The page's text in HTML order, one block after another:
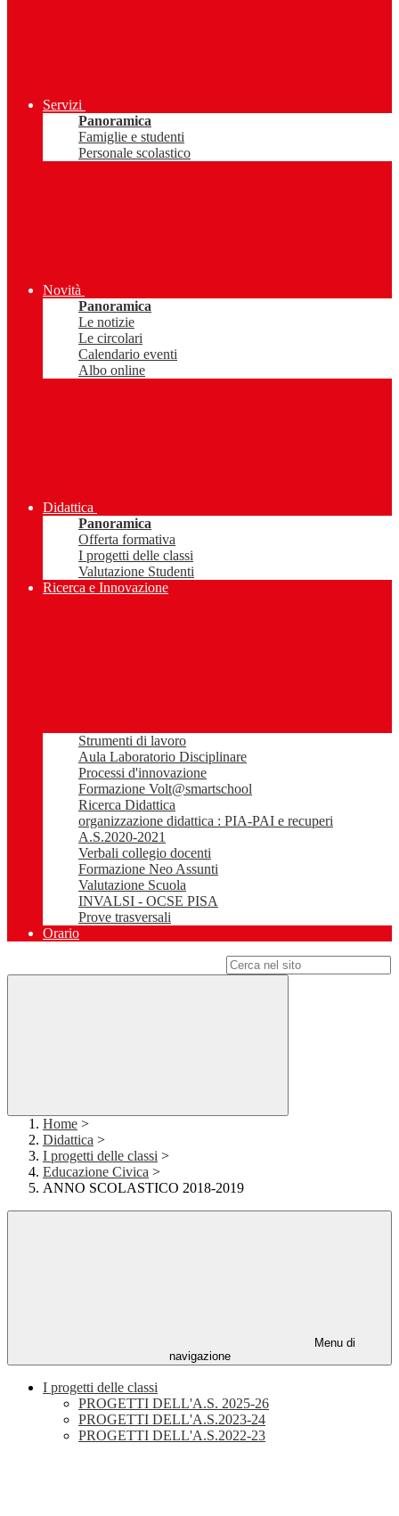
Servizi
Panoramica
Famiglie e studenti
Personale scolastico
Novità
Panoramica
Le notizie
Le circolari
Calendario eventi
Albo online
Didattica
Panoramica
Offerta formativa
I progetti delle classi
Valutazione Studenti
Ricerca e Innovazione
Strumenti di lavoro
Aula Laboratorio Disciplinare
Processi d'innovazione
Formazione Volt@smartschool
Ricerca Didattica
organizzazione didattica : PIA-PAI e recuperi
A.S.2020-2021
Verbali collegio docenti
Formazione Neo Assunti
Valutazione Scuola
INVALSI - OCSE PISA
Prove trasversali
Orario
Home >
Didattica >
I progetti delle classi >
Educazione Civica >
ANNO SCOLASTICO 2018-2019
Menu di
navigazione
I progetti delle classi
PROGETTI DELL'A.S. 2025-26
PROGETTI DELL'A.S.2023-24
PROGETTI DELL'A.S.2022-23